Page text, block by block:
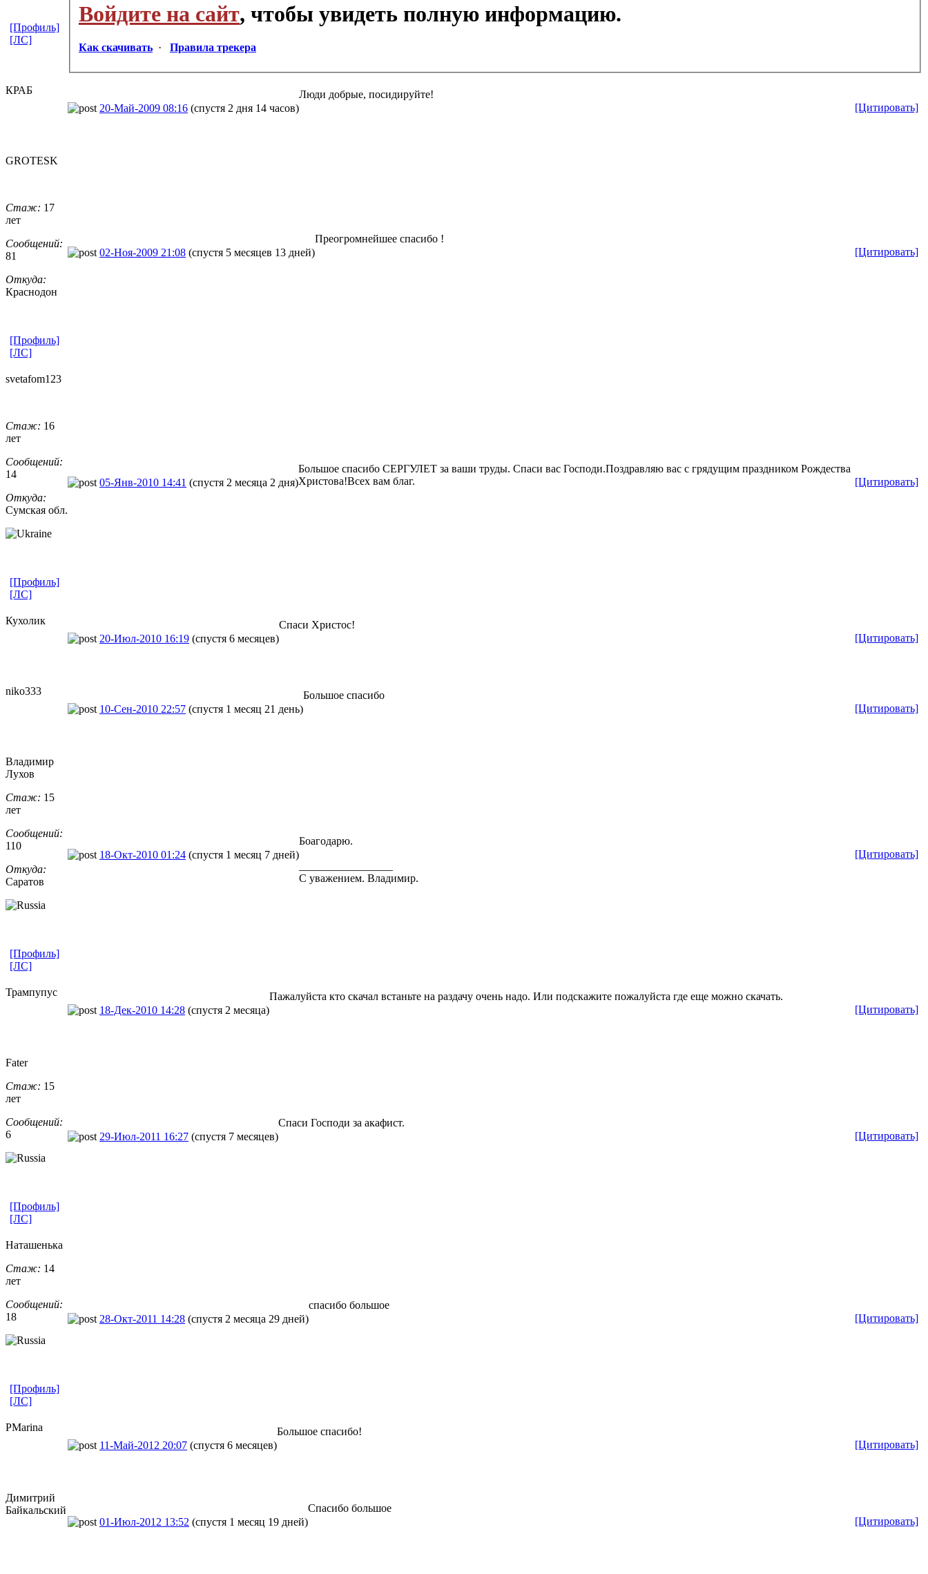
Войдите на сайт, чтобы увидеть полную информацию.
Как скачивать · Правила трекера
[Профиль]
[ЛС]
КРАБ
20-Май-2009 08:16 (спустя 2 дня 14 часов) [Цитировать]
Люди добрые, посидируйте!
GROTESK
Стаж: 17
лет
Сообщений:
81
Откуда:
Краснодон
02-Ноя-2009 21:08 (спустя 5 месяцев 13 дней) [Цитировать]
Преогромнейшее спасибо !
[Профиль]
[ЛС]
svetafom123
Стаж: 16
лет
Сообщений:
14
Откуда:
Сумская обл.
05-Янв-2010 14:41 (спустя 2 месяца 2 дня) [Цитировать]
Большое спасибо СЕРГУЛЕТ за ваши труды. Спаси вас Господи.Поздравляю вас с грядущим праздником Рождества
Христова!Всех вам благ.
[Профиль]
[ЛС]
Кухолик
20-Июл-2010 16:19 (спустя 6 месяцев) [Цитировать]
Спаси Христос!
niko333
10-Сен-2010 22:57 (спустя 1 месяц 21 день) [Цитировать]
Большое спасибо
Владимир
Лухов
Стаж: 15
лет
Сообщений:
110
Откуда:
Саратов
18-Окт-2010 01:24 (спустя 1 месяц 7 дней) [Цитировать]
Боагодарю.
С уважением. Владимир.
[Профиль]
[ЛС]
Трампупус
18-Дек-2010 14:28 (спустя 2 месяца) [Цитировать]
Пажалуйста кто скачал встаньте на раздачу очень надо. Или подскажите пожалуйста где еще можно скачать.
Fater
Стаж: 15
лет
Сообщений:
6
29-Июл-2011 16:27 (спустя 7 месяцев) [Цитировать]
Спаси Господи за акафист.
[Профиль]
[ЛС]
Наташенька
Стаж: 14
лет
Сообщений:
18
28-Окт-2011 14:28 (спустя 2 месяца 29 дней) [Цитировать]
спасибо большое
[Профиль]
[ЛС]
PMarina
11-Май-2012 20:07 (спустя 6 месяцев) [Цитировать]
Большое спасибо!
Димитрий
Байкальский
01-Июл-2012 13:52 (спустя 1 месяц 19 дней) [Цитировать]
Спасибо большое